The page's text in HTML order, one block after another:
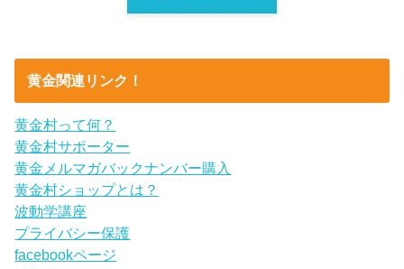
黄金関連リンク！
黄金村って何？
黄金村サポーター
黄金メルマガバックナンバー購入
黄金村ショップとは？
波動学講座
プライバシー保護
facebookページ